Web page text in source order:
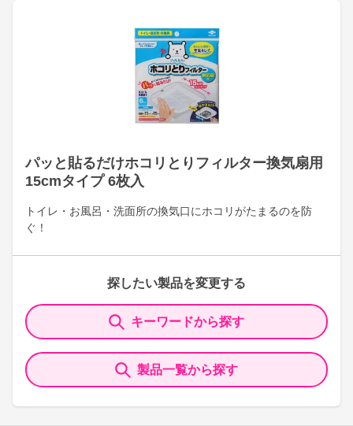
パッと貼るだけホコリとりフィルター換気扇用
15cmタイプ 6枚入
トイレ・お風呂・洗面所の換気口にホコリがたまるのを防
ぐ！
探したい製品を変更する
キーワードから探す
製品一覧から探す